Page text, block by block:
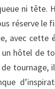
ni
réserve le
avec cette
hôtel de
tournage,